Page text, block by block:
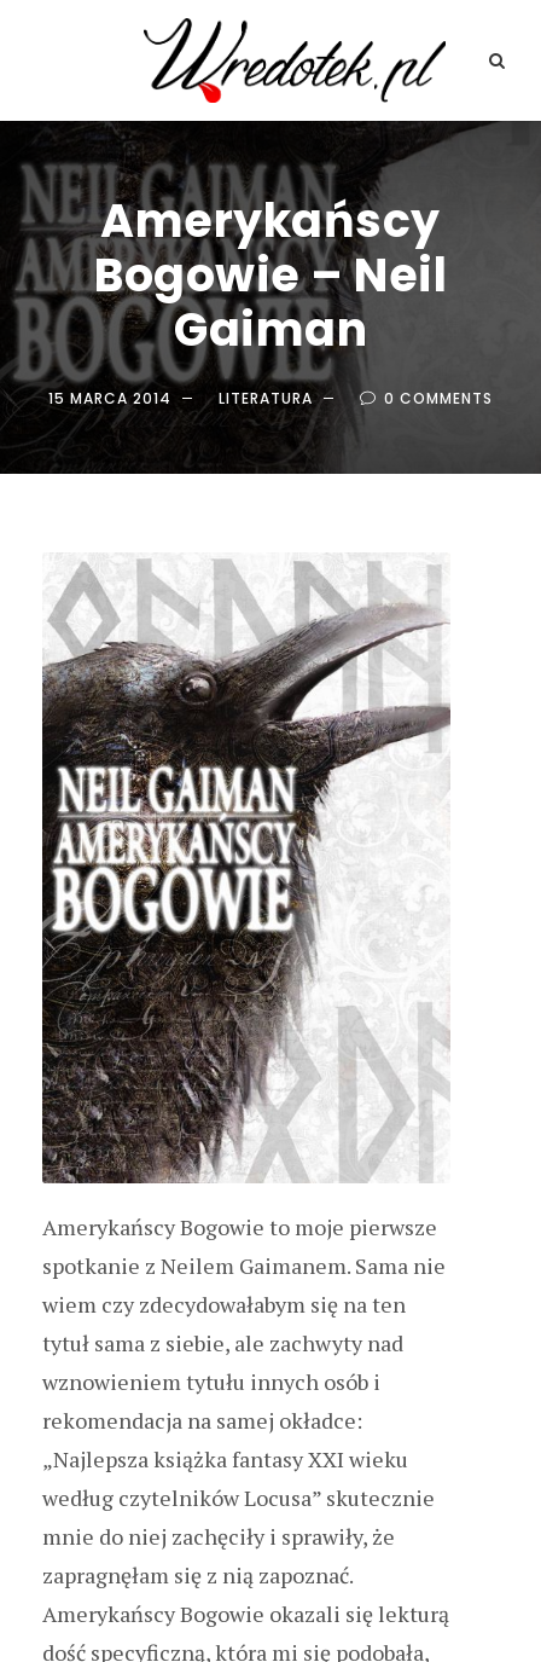
Amerykańscy
Bogowie – Neil
Gaiman
15 MARCA 2014 LITERATURA 0 COMMENTS
Amerykańscy Bogowie to moje pierwsze
spotkanie z Neilem Gaimanem. Sama nie
wiem czy zdecydowałabym się na ten
tytuł sama z siebie, ale zachwyty nad
wznowieniem tytułu innych osób i
rekomendacja na samej okładce:
„Najlepsza książka fantasy XXI wieku
według czytelników Locusa” skutecznie
mnie do niej zachęciły i sprawiły, że
zapragnęłam się z nią zapoznać.
Amerykańscy Bogowie okazali się lekturą
dość specyficzną, która mi się podobała,